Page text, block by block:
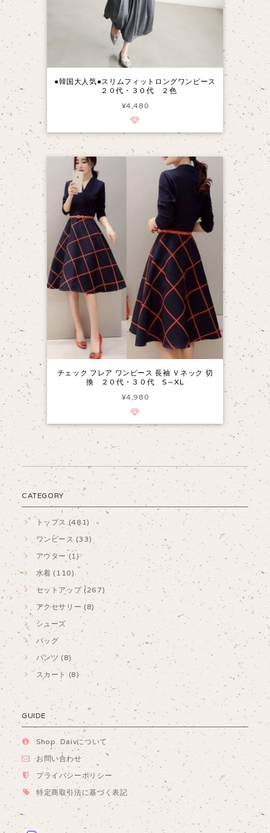
●韓国大人気●スリムフィットロングワンピース
２０代・３０代 ２色
¥4,480
チェック フレア ワンピース 長袖 Ｖネック 切
換 ２０代・３０代 S～XL
¥4,980
CATEGORY
トップス (481)
ワンピース (33)
アウター (1)
水着 (110)
セットアップ (267)
アクセサリー (8)
シューズ
バッグ
パンツ (8)
スカート (8)
GUIDE
Shop. Daivについて
お問い合わせ
プライバシーポリシー
特定商取引法に基づく表記